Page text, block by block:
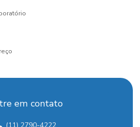
de arsênio
em contato
(11) 2790-4222